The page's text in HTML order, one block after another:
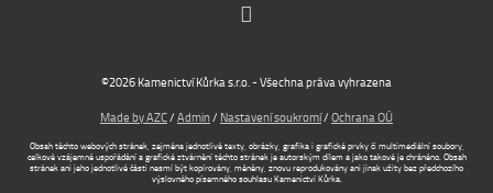
©2026 Kamenictví Kůrka s.r.o. - Všechna práva vyhrazena
Made by AZC/Admin/Nastavení soukromí/Ochrana OÚ
Obsah těchto webových stránek, zejména jednotlivé texty, obrázky, grafika i grafické prvky či multimediální soubory,
celkové vzájemné uspořádání a grafické ztvárnění těchto stránek je autorským dílem a jako takové je chráněno. Obsah
stránek ani jeho jednotlivé části nesmí být kopírovány, měněny, znovu reprodukovány ani jinak užity bez předchozího
výslovného písemného souhlasu Kamenictví Kůrka.